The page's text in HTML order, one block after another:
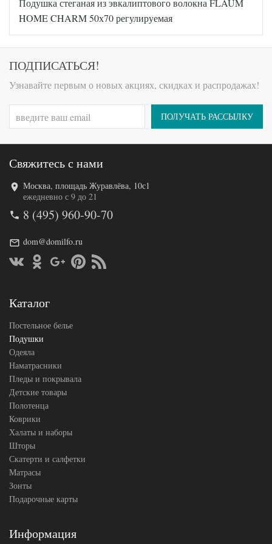
Артикул
GG-FS-8220
Плотность
Регулируемая
подушки
68х68
волокно
Ткань
Производитель German Grass
Код товара
554-824
Плотность
Регулируемая
подушки
Наполнитель
Полиэфирное
волокно
Производитель
Подушка стеганая из эвкалиптового волокна FLAUM
HOME CHARM 50х70 регулируемая
ПОДПИСАТЬСЯ!
Узнавайте первым о новых акциях, скидках и распродажах!
ПОЛУЧАТЬ РАССЫЛКУ
Свяжитесь с нами
Москва, площадь Журавлёва, 10с1
ежедневно с 9 до 21
8 (495) 960-90-70
dom@domilfo.ru
Каталог
Постельное белье
Подушки
Одеяла
Наматрасники
Пледы и покрывала
Детские товары
Полотенца
Коврики
Халаты и наборы
Шторы
Скатерти и салфетки
Матрасы
Зонты
Подарочные карты
Информация